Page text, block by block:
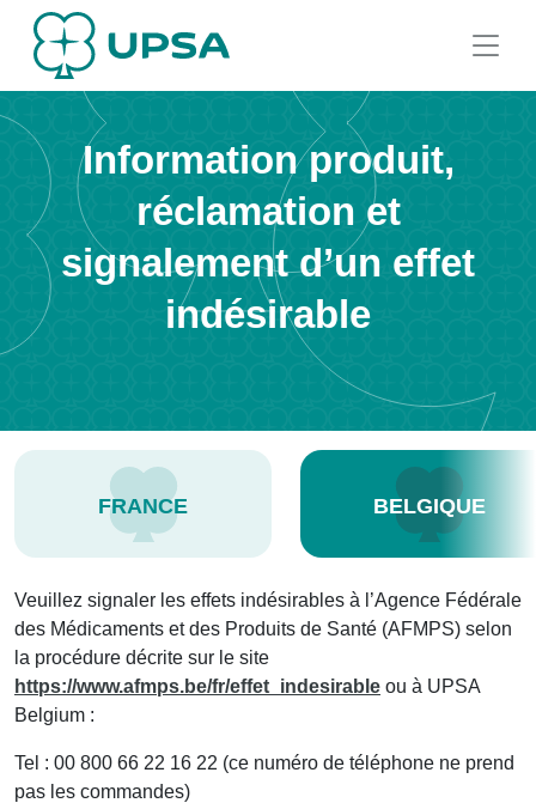
Information produit,
réclamation et
signalement d’un effet
indésirable
FRANCE BELGIQUE
Veuillez signaler les effets indésirables à l’Agence Fédérale
des Médicaments et des Produits de Santé (AFMPS) selon
la procédure décrite sur le site
https://www.afmps.be/fr/effet_indesirable ou à UPSA
Belgium :
Tel : 00 800 66 22 16 22 (ce numéro de téléphone ne prend
pas les commandes)